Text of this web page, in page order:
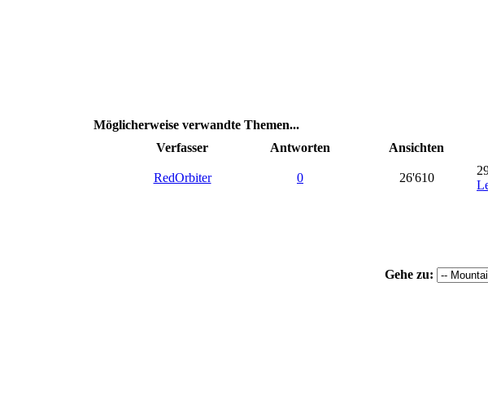
Möglicherweise verwandte Themen...
Verfasser Antworten Ansichten
RedOrbiter 0 26'610
Gehe zu: